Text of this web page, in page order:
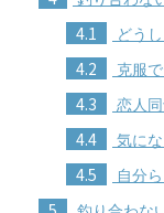
4.1 どう
4.2 克服
4.3 恋人
4.4 気に
4.5 自分